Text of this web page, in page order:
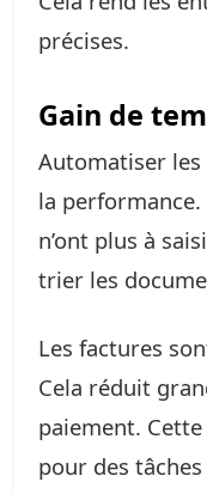
précises.
Gain de
Automatiser
la
n’ont plus à
trier les
Les factures
Cela réduit
paiement.
pour des